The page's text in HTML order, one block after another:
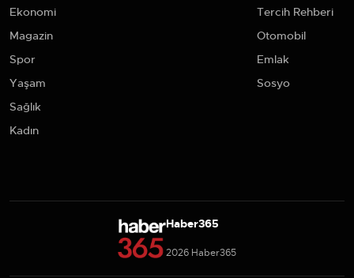
Ekonomi
Magazin
Spor
Yaşam
Sağlık
Kadın
Tercih Rehberi
Otomobil
Emlak
Sosyo
Haber365
2026 Haber365